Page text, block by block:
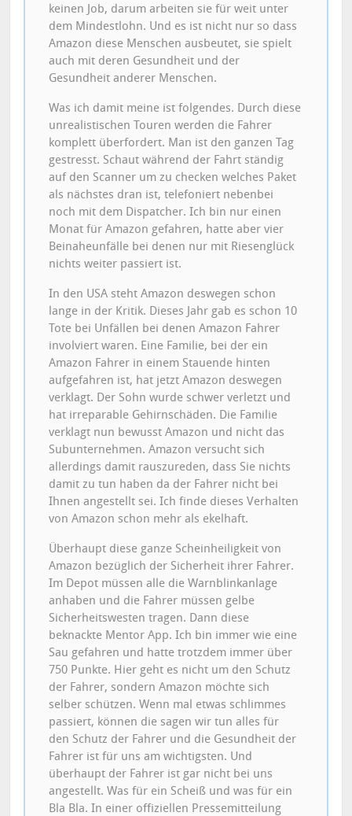
keinen Job, darum arbeiten sie für weit unter
dem Mindestlohn. Und es ist nicht nur so dass
Amazon diese Menschen ausbeutet, sie spielt
auch mit deren Gesundheit und der
Gesundheit anderer Menschen.
Was ich damit meine ist folgendes. Durch diese
unrealistischen Touren werden die Fahrer
komplett überfordert. Man ist den ganzen Tag
gestresst. Schaut während der Fahrt ständig
auf den Scanner um zu checken welches Paket
als nächstes dran ist, telefoniert nebenbei
noch mit dem Dispatcher. Ich bin nur einen
Monat für Amazon gefahren, hatte aber vier
Beinaheunfälle bei denen nur mit Riesenglück
nichts weiter passiert ist.
In den USA steht Amazon deswegen schon
lange in der Kritik. Dieses Jahr gab es schon 10
Tote bei Unfällen bei denen Amazon Fahrer
involviert waren. Eine Familie, bei der ein
Amazon Fahrer in einem Stauende hinten
aufgefahren ist, hat jetzt Amazon deswegen
verklagt. Der Sohn wurde schwer verletzt und
hat irreparable Gehirnschäden. Die Familie
verklagt nun bewusst Amazon und nicht das
Subunternehmen. Amazon versucht sich
allerdings damit rauszureden, dass Sie nichts
damit zu tun haben da der Fahrer nicht bei
Ihnen angestellt sei. Ich finde dieses Verhalten
von Amazon schon mehr als ekelhaft.
Überhaupt diese ganze Scheinheiligkeit von
Amazon bezüglich der Sicherheit ihrer Fahrer.
Im Depot müssen alle die Warnblinkanlage
anhaben und die Fahrer müssen gelbe
Sicherheitswesten tragen. Dann diese
beknackte Mentor App. Ich bin immer wie eine
Sau gefahren und hatte trotzdem immer über
750 Punkte. Hier geht es nicht um den Schutz
der Fahrer, sondern Amazon möchte sich
selber schützen. Wenn mal etwas schlimmes
passiert, können die sagen wir tun alles für
den Schutz der Fahrer und die Gesundheit der
Fahrer ist für uns am wichtigsten. Und
überhaupt der Fahrer ist gar nicht bei uns
angestellt. Was für ein Scheiß und was für ein
Bla Bla. In einer offiziellen Pressemitteilung